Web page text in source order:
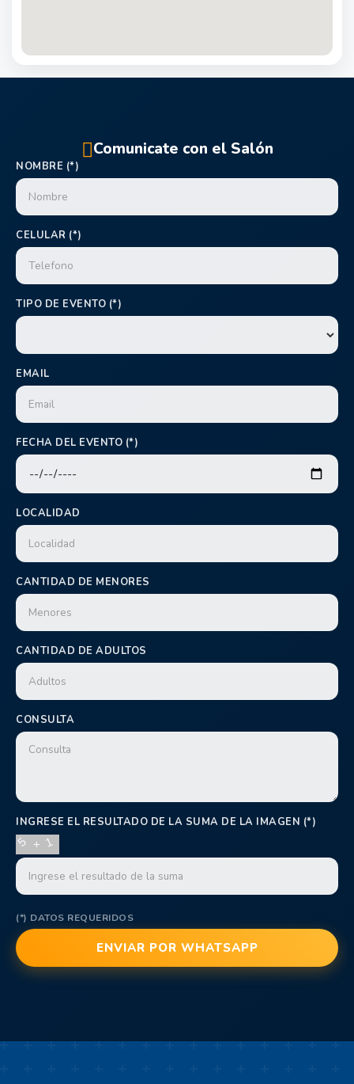
Comunicate con el Salón
NOMBRE (*)
CELULAR (*)
TIPO DE EVENTO (*)
EMAIL
FECHA DEL EVENTO (*)
LOCALIDAD
CANTIDAD DE MENORES
CANTIDAD DE ADULTOS
CONSULTA
INGRESE EL RESULTADO DE LA SUMA DE LA IMAGEN (*)
(*) DATOS REQUERIDOS